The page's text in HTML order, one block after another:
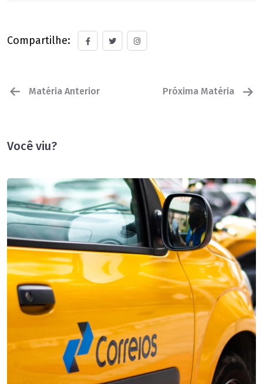
Compartilhe:
Matéria Anterior Próxima Matéria
Você viu?